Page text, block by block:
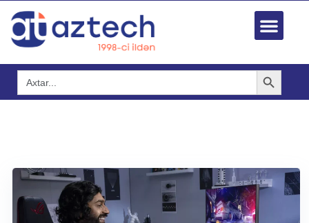
Search
for:
Search Button